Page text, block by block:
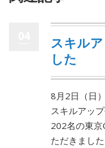
スキル
した
8月2日（日
スキルアッ
202名の東京
ただきまし